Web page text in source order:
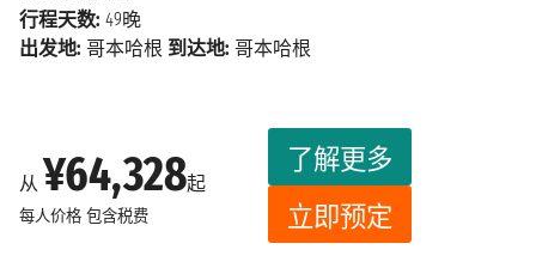
从 ¥64,328起
每人价格 包含税费
了解更多
立即预定
行程天数: 49晚
出发地: 哥本哈根 到达地: 哥本哈根